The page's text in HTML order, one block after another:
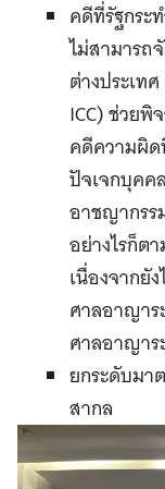
คดีที่รัฐกระ
ไม่สามารถ
ต่างประเท
ICC) ช่วยพิ
คดีความผิด
ปัจเจกบุคค
อาชญากรร
อย่างไรก็ต
เนื่องจากยั
ศาลอาญาร
ศาลอาญาร
ยกระดับมา
สากล